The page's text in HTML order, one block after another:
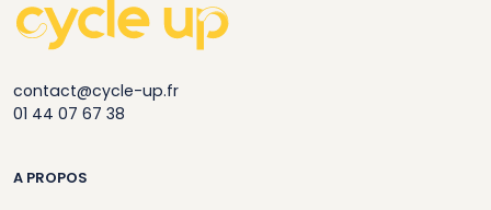
contact@cycle-up.fr
01 44 07 67 38
A PROPOS